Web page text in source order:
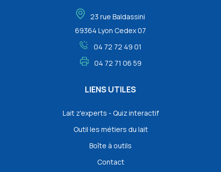
23 rue Baldassini
69364 Lyon Cedex 07
04 72 72 49 01
04 72 71 06 59
LIENS UTILES
Lait z'experts - Quiz interactif
Outil les métiers du lait
Boîte à outils
Contact